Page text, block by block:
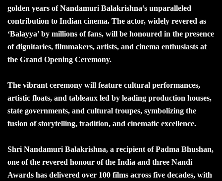
golden years of Nandamuri Balakrishna’s unparalleled
contribution to Indian cinema. The actor, widely revered as
‘Balayya’ by millions of fans, will be honoured in the presence
of dignitaries, filmmakers, artists, and cinema enthusiasts at
the Grand Opening Ceremony.
The vibrant ceremony will feature cultural performances,
artistic floats, and tableaux led by leading production houses,
state governments, and cultural troupes, symbolizing the
fusion of storytelling, tradition, and cinematic excellence.
Shri Nandamuri Balakrishna, a recipient of Padma Bhushan,
one of the revered honour of the India and three Nandi
Awards has delivered over 100 films across five decades, with